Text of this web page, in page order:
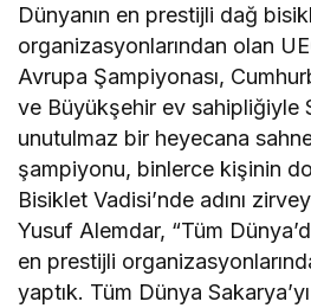
Dünyanın en prestijli dağ
organizasyonlarından olan
Avrupa Şampiyonası,
ve Büyükşehir ev sahipliğiyle
unutulmaz bir heyecana
şampiyonu, binlerce kişinin
Bisiklet Vadisi’nde adını
Yusuf Alemdar, “Tüm
en prestijli
yaptık. Tüm Dünya